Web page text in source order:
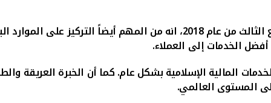
وأضاف الناهض خلال مؤتمر المحللين حول النتائج المالية للربع الثالث من
الخدمات إلى العملاء.
المالية الإسلامية بشكل عام. كما أن الخبرة العريقة
المستوى العالمي.